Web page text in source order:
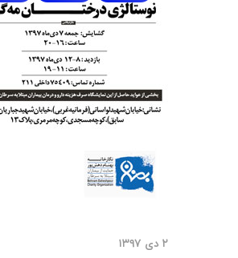
۲ دی ۱۳۹۷